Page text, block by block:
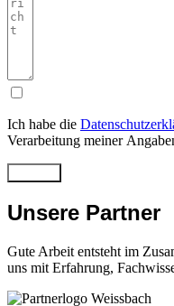
Ich habe die
Verarbeitung meiner
Unsere Partner
Gute Arbeit entsteht im
uns mit Erfahrung,